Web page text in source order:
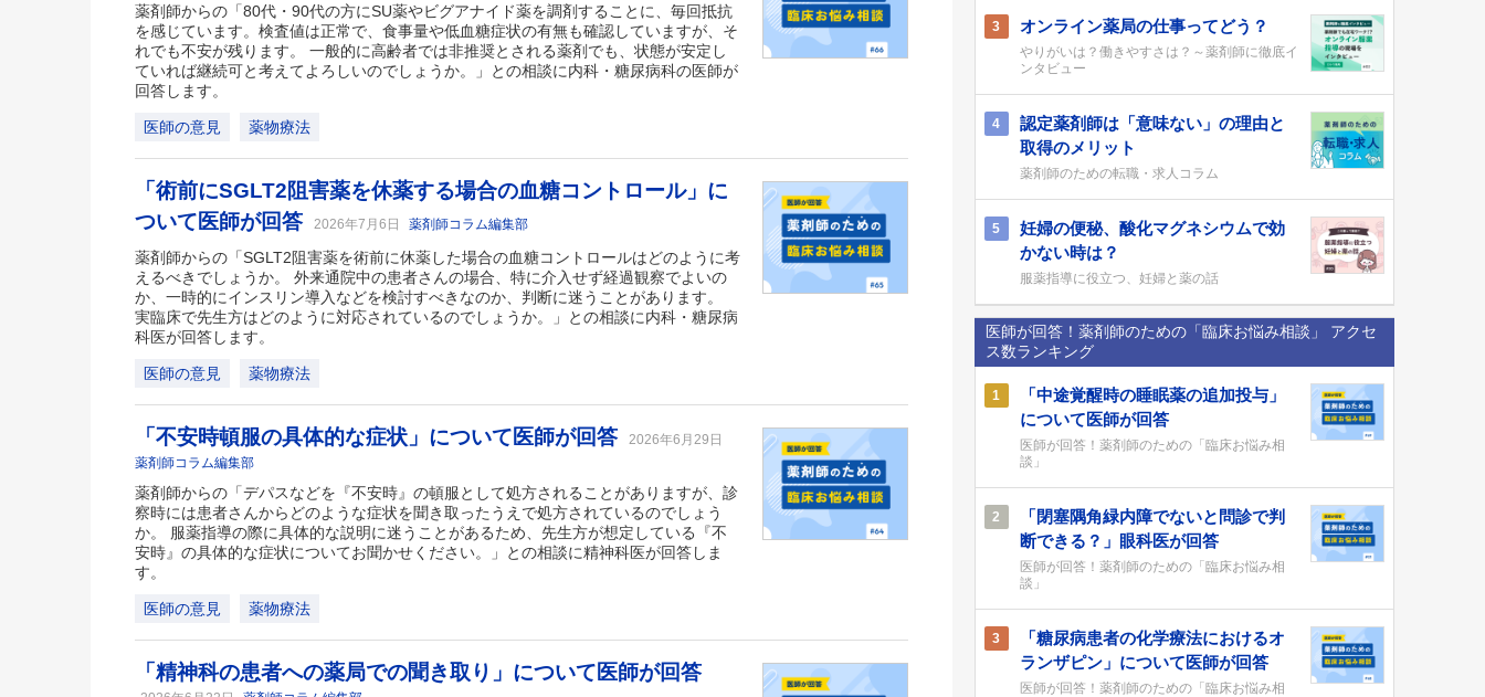
薬剤師からの「80代・90代の方にSU薬やビグアナイド薬を調剤することに、毎回抵抗
を感じています。検査値は正常で、食事量や低血糖症状の有無も確認していますが、そ
れでも不安が残ります。 一般的に高齢者では非推奨とされる薬剤でも、状態が安定し
ていれば継続可と考えてよろしいのでしょうか。」との相談に内科・糖尿病科の医師が
回答します。
医師の意見 薬物療法
「術前にSGLT2阻害薬を休薬する場合の血糖コントロール」に
ついて医師が回答
2026年7月6日 薬剤師コラム編集部
薬剤師からの「SGLT2阻害薬を術前に休薬した場合の血糖コントロールはどのように考
えるべきでしょうか。 外来通院中の患者さんの場合、特に介入せず経過観察でよいの
か、一時的にインスリン導入などを検討すべきなのか、判断に迷うことがあります。
実臨床で先生方はどのように対応されているのでしょうか。」との相談に内科・糖尿病
科医が回答します。
医師の意見 薬物療法
「不安時頓服の具体的な症状」について医師が回答
2026年6月29日
薬剤師コラム編集部
薬剤師からの「デパスなどを『不安時』の頓服として処方されることがありますが、診
察時には患者さんからどのような症状を聞き取ったうえで処方されているのでしょう
か。 服薬指導の際に具体的な説明に迷うことがあるため、先生方が想定している『不
安時』の具体的な症状についてお聞かせください。」との相談に精神科医が回答しま
す。
医師の意見 薬物療法
「精神科の患者への薬局での聞き取り」について医師が回答
3 オンライン薬局の仕事ってどう？
やりがいは？働きやすさは？～薬剤師に徹底イ
ンタビュー
4
認定薬剤師は「意味ない」の理由と
取得のメリット
薬剤師のための転職・求人コラム
5
妊婦の便秘、酸化マグネシウムで効
かない時は？
服薬指導に役立つ、妊婦と薬の話
医師が回答！薬剤師のための「臨床お悩み相談」 アクセ
ス数ランキング
1
「中途覚醒時の睡眠薬の追加投与」
について医師が回答
医師が回答！薬剤師のための「臨床お悩み相
談」
2
「閉塞隅角緑内障でないと問診で判
断できる？」眼科医が回答
医師が回答！薬剤師のための「臨床お悩み相
談」
3
「糖尿病患者の化学療法におけるオ
ランザピン」について医師が回答
医師が回答！薬剤師のための「臨床お悩み相